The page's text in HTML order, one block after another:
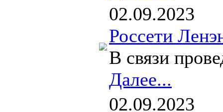
02.09.2023
Россети
В связи
Далее...
02.09.2023